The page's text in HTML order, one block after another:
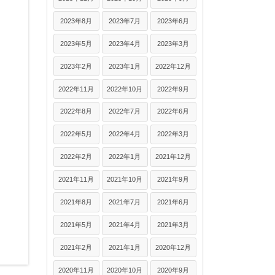
2023年8月 2023年7月 2023年6月
2023年5月 2023年4月 2023年3月
2023年2月 2023年1月 2022年12月
2022年11月 2022年10月 2022年9月
2022年8月 2022年7月 2022年6月
2022年5月 2022年4月 2022年3月
2022年2月 2022年1月 2021年12月
2021年11月 2021年10月 2021年9月
2021年8月 2021年7月 2021年6月
2021年5月 2021年4月 2021年3月
2021年2月 2021年1月 2020年12月
2020年11月 2020年10月 2020年9月